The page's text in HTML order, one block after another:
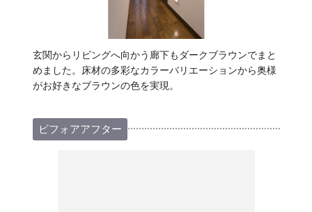
玄関からリビングへ向かう廊下もダークブラウンでまと
めました。床材の多彩なカラーバリエーションから奥様
がお好きなブラウンの色を実現。
ビフォアアフター